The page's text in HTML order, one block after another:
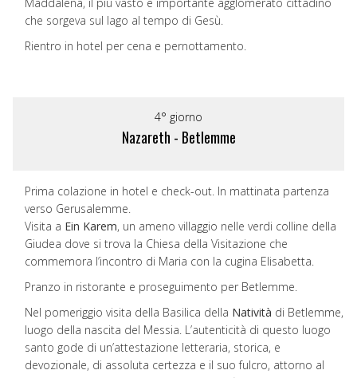
che sorgeva sul lago al tempo di Gesù.
Rientro in hotel per cena e pernottamento.
4° giorno
Nazareth - Betlemme
Prima colazione in hotel e check-out. In mattinata partenza
verso Gerusalemme.
Visita a Ein Karem, un ameno villaggio nelle verdi colline della
Giudea dove si trova la Chiesa della Visitazione che
commemora l’incontro di Maria con la cugina Elisabetta.
Pranzo in ristorante e proseguimento per Betlemme.
Nel pomeriggio visita della Basilica della Natività di Betlemme,
luogo della nascita del Messia. L’autenticità di questo luogo
santo gode di un’attestazione letteraria, storica, e
devozionale, di assoluta certezza e il suo fulcro, attorno al